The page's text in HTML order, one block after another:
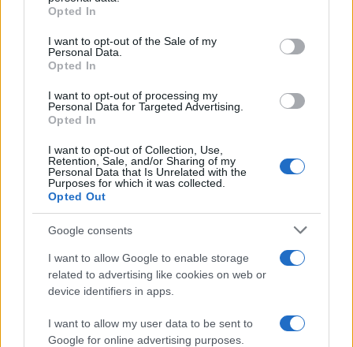
grant or deny consent to Google and its third-party tags to
use your data for below specified purposes in below Google
consent section.
Opted In
I want to opt-out of the Sale of my
Personal Data.
Opted In
I want to opt-out of processing my
Personal Data for Targeted Advertising.
Opted In
I want to opt-out of Collection, Use,
Retention, Sale, and/or Sharing of my
Personal Data that Is Unrelated with the
Purposes for which it was collected.
Opted Out
Google consents
I want to allow Google to enable storage
related to advertising like cookies on web or
device identifiers in apps.
I want to allow my user data to be sent to
Google for online advertising purposes.
Planinska zveza Slovenije:
Začasna zapora planinske poti
kmetiji Bukovnik
Pol stoletja glasbe na tromeji:
zabavne glasbe
(VIDEO) Skupina iTAK
predstavlja poletno uspešnico
»Srnica«
Jutro, ki ga Koroška ne bo nikoli
pozabila: Tri leta od uničujoče
Več iz kategorije Novice